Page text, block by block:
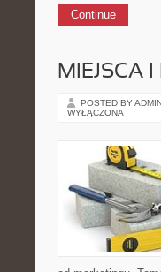
Continue
MIEJSCA
POSTED BY
WYŁĄCZONA